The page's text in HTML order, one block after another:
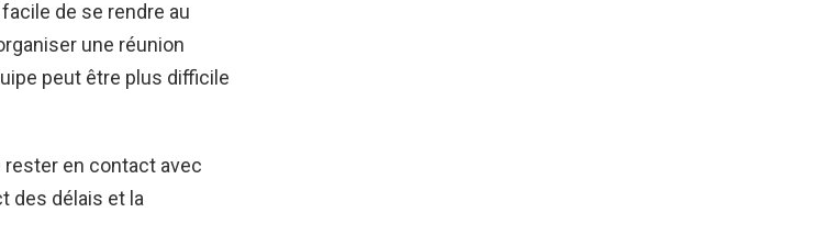
de se rendre au
une réunion
peut être plus difficile
en contact avec
des délais et la